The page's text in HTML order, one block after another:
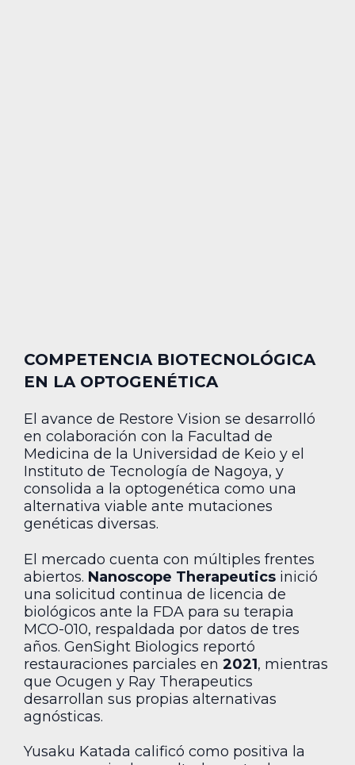
COMPETENCIA BIOTECNOLÓGICA
EN LA OPTOGENÉTICA
El avance de Restore Vision se desarrolló
en colaboración con la Facultad de
Medicina de la Universidad de Keio y el
Instituto de Tecnología de Nagoya, y
consolida a la optogenética como una
alternativa viable ante mutaciones
genéticas diversas.
El mercado cuenta con múltiples frentes
abiertos. Nanoscope Therapeutics inició
una solicitud continua de licencia de
biológicos ante la FDA para su terapia
MCO-010, respaldada por datos de tres
años. GenSight Biologics reportó
restauraciones parciales en 2021, mientras
que Ocugen y Ray Therapeutics
desarrollan sus propias alternativas
agnósticas.
Yusaku Katada calificó como positiva la